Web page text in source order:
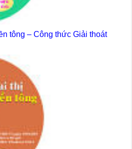
tông – Công thức Giải thoát